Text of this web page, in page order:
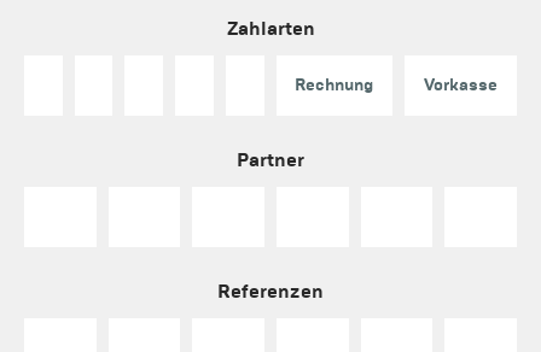
Zahlarten
Rechnung Vorkasse
Partner
Referenzen